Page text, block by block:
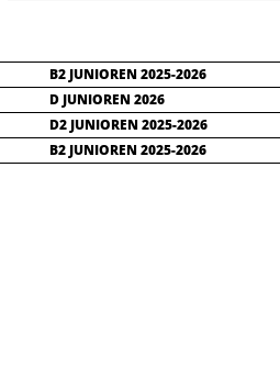
B2 JUNIOREN 2025-2026
D JUNIOREN 2026
D2 JUNIOREN 2025-2026
B2 JUNIOREN 2025-2026